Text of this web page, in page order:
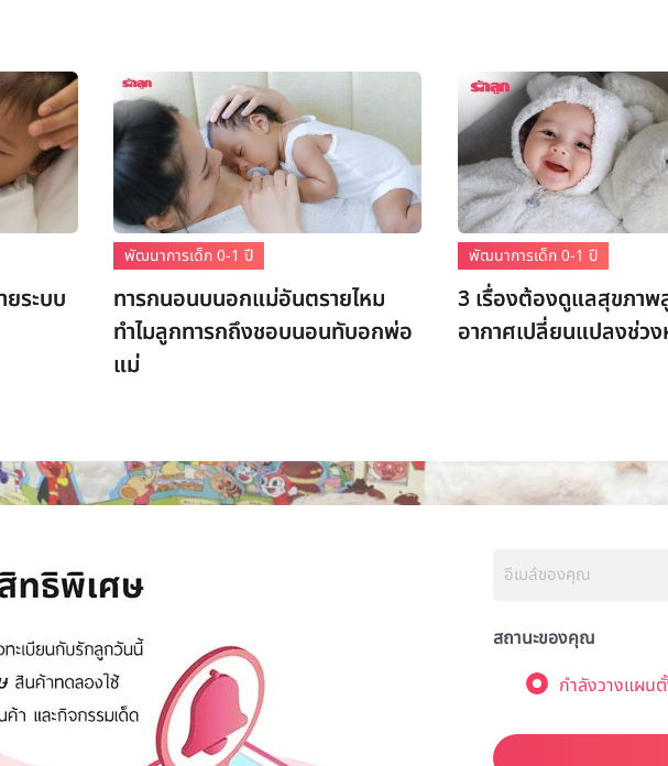
ยระบบ
พัฒนาการเด็ก 0-1 ปี
ทารกนอนบนอกแม่อันตรายไหม
ทำไมลูกทารกถึงชอบนอนทับอกพ่อ
แม่
พัฒนาการเด็ก 0-1 ปี
3 เรื่องต้องดูแลสุขภาพ
อากาศเปลี่ยนแปลงช่วง
สถานะของคุณ
กำลังวางแผน